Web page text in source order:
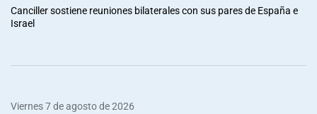
Canciller sostiene reuniones bilaterales con sus pares de España e
Israel
Viernes 7 de agosto de 2026